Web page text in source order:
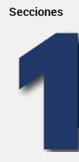
Secciones